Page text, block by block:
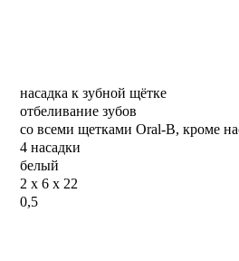
насадка к зубной щётке
отбеливание зубов
со всеми щетками Oral-B, кроме
4 насадки
белый
2 х 6 х 22
0,5